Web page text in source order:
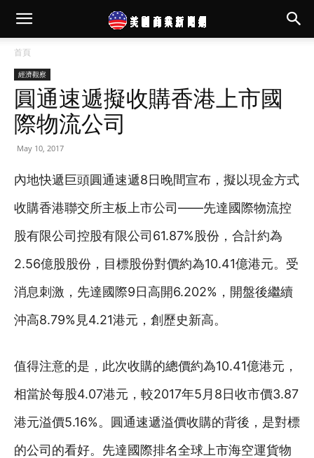
首頁
經濟觀察
圓通速遞擬收購香港上市國
際物流公司
May 10, 2017
內地快遞巨頭圓通速遞8日晚間宣布，擬以現金方式
收購香港聯交所主板上市公司——先達國際物流控
股有限公司控股有限公司61.87%股份，合計約為
2.56億股股份，目標股份對價約為10.41億港元。受
消息刺激，先達國際9日高開6.202%，開盤後繼續
沖高8.79%見4.21港元，創歷史新高。
值得注意的是，此次收購的總價約為10.41億港元，
相當於每股4.07港元，較2017年5月8日收市價3.87
港元溢價5.16%。圓通速遞溢價收購的背後，是對標
的公司的看好。先達國際排名全球上市海空運貨物